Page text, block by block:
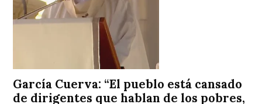
García Cuerva: “El pueblo está cansado
de dirigentes que hablan de los pobres,